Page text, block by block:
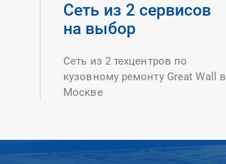
Сеть из 2 сервисов
на выбор
Сеть из 2 техцентров по
кузовному ремонту Great Wall в
Москве